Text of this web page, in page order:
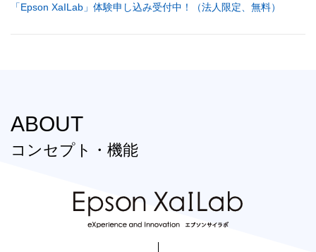
「Epson XaILab」体験申し込み受付中！（法人限定、無料）
ABOUT
コンセプト・機能